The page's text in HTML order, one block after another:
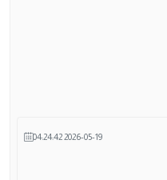
2026-05-19 04:24:42